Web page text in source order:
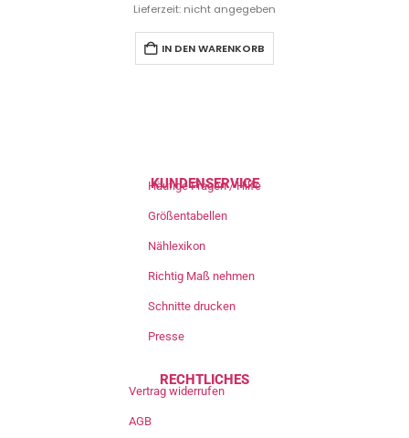
Lieferzeit: nicht angegeben
IN DEN WARENKORB
KUNDENSERVICE
Häufige Fragen / Hilfe
Größentabellen
Nählexikon
Richtig Maß nehmen
Schnitte drucken
Presse
RECHTLICHES
Vertrag widerrufen
AGB